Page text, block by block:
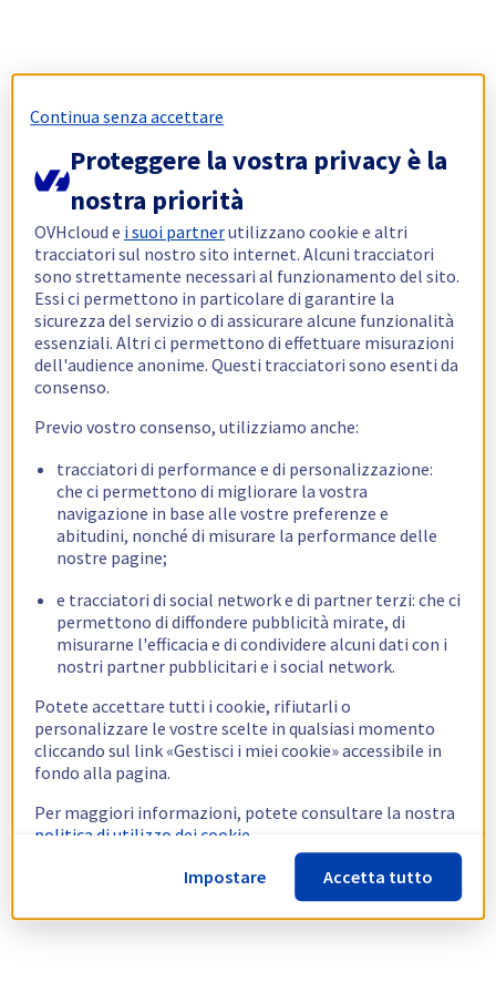
Continua senza accettare
Proteggere la vostra privacy è la
nostra priorità
OVHcloud e i suoi partnerutilizzano cookie e altri
tracciatori sul nostro sito internet. Alcuni tracciatori
sono strettamente necessari al funzionamento del sito.
Essi ci permettono in particolare di garantire la
sicurezza del servizio o di assicurare alcune funzionalità
essenziali. Altri ci permettono di effettuare misurazioni
dell'audience anonime. Questi tracciatori sono esenti da
consenso.
Previo vostro consenso, utilizziamo anche:
tracciatori di performance e di personalizzazione:
che ci permettono di migliorare la vostra
navigazione in base alle vostre preferenze e
abitudini, nonché di misurare la performance delle
nostre pagine;
e tracciatori di social network e di partner terzi: che ci
permettono di diffondere pubblicità mirate, di
misurarne l'efficacia e di condividere alcuni dati con i
nostri partner pubblicitari e i social network.
Potete accettare tutti i cookie, rifiutarli o
personalizzare le vostre scelte in qualsiasi momento
cliccando sul link «Gestisci i miei cookie» accessibile in
fondo alla pagina.
Per maggiori informazioni, potete consultare la nostra
politica di utilizzo dei cookie.
Impostare
Accetta tutto